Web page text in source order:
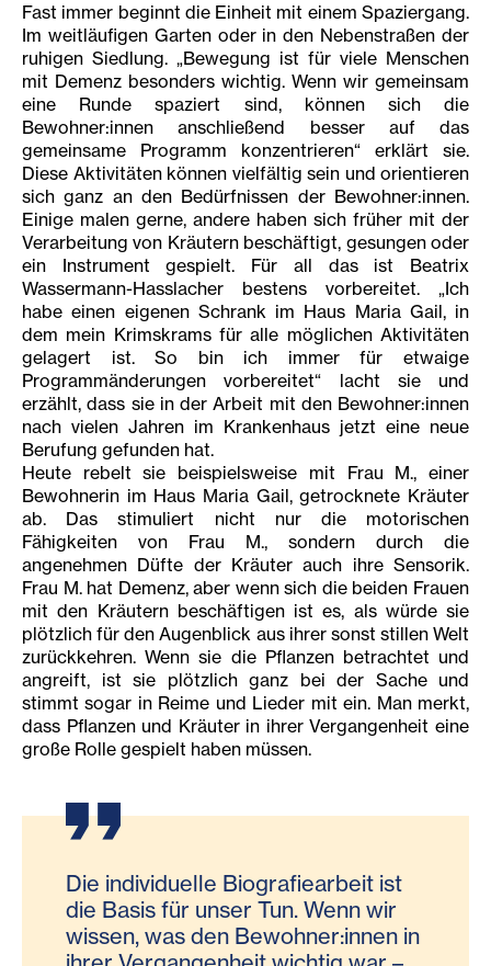
Fast immer beginnt die Einheit mit einem Spaziergang.
Im weitläufigen Garten oder in den Nebenstraßen der
ruhigen Siedlung. „Bewegung ist für viele Menschen
mit Demenz besonders wichtig. Wenn wir gemeinsam
eine Runde spaziert sind, können sich die
Bewohner:innen anschließend besser auf das
gemeinsame Programm konzentrieren“ erklärt sie.
Diese Aktivitäten können vielfältig sein und orientieren
sich ganz an den Bedürfnissen der Bewohner:innen.
Einige malen gerne, andere haben sich früher mit der
Verarbeitung von Kräutern beschäftigt, gesungen oder
ein Instrument gespielt. Für all das ist Beatrix
Wassermann-Hasslacher bestens vorbereitet. „Ich
habe einen eigenen Schrank im Haus Maria Gail, in
dem mein Krimskrams für alle möglichen Aktivitäten
gelagert ist. So bin ich immer für etwaige
Programmänderungen vorbereitet“ lacht sie und
erzählt, dass sie in der Arbeit mit den Bewohner:innen
nach vielen Jahren im Krankenhaus jetzt eine neue
Berufung gefunden hat.
Heute rebelt sie beispielsweise mit Frau M., einer
Bewohnerin im Haus Maria Gail, getrocknete Kräuter
ab. Das stimuliert nicht nur die motorischen
Fähigkeiten von Frau M., sondern durch die
angenehmen Düfte der Kräuter auch ihre Sensorik.
Frau M. hat Demenz, aber wenn sich die beiden Frauen
mit den Kräutern beschäftigen ist es, als würde sie
plötzlich für den Augenblick aus ihrer sonst stillen Welt
zurückkehren. Wenn sie die Pflanzen betrachtet und
angreift, ist sie plötzlich ganz bei der Sache und
stimmt sogar in Reime und Lieder mit ein. Man merkt,
dass Pflanzen und Kräuter in ihrer Vergangenheit eine
große Rolle gespielt haben müssen.
Die individuelle Biografiearbeit ist
die Basis für unser Tun. Wenn wir
wissen, was den Bewohner:innen in